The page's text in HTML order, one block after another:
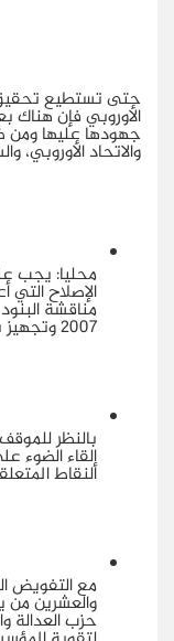
حتى تستطيع
الأوروبي فإن هناك
جهودها عليها ومن
والاتحاد الأوروبي،
محليا: يجب
الإصلاح
مناقشة
2007 وتجهيز بنود جديدة للمفاوضات.
بالنظر
إلقاء الضوء
النقاط
مع التفويض
حزب العدالة